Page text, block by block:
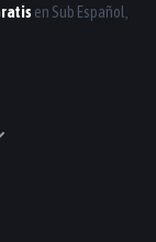
en Sub Español,